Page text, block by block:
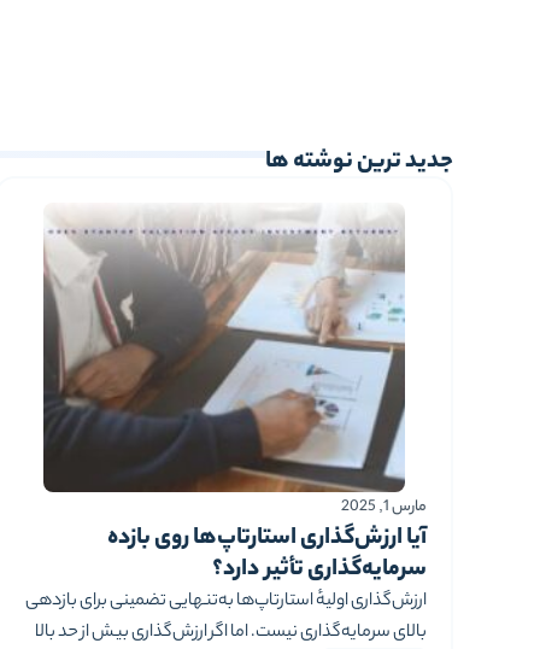
جدید ترین نوشته ها
مارس 1, 2025
آیا ارزش‌گذاری استارتاپ‌ها روی بازده
سرمایه‌گذاری تأثیر دارد؟
ارزش‌گذاری اولیهٔ استارتاپ‌ها به‌تنهایی تضمینی برای بازدهی
بالای سرمایه‌گذاری نیست. اما اگر ارزش‌گذاری بیش از حد بالا